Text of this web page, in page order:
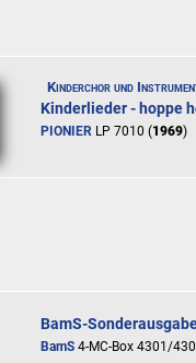
Kinderchor und
Kinderlieder - hoppe
PIONIER LP 7010 (1969)
BamS-
BamS 4-MC-Box 4301/